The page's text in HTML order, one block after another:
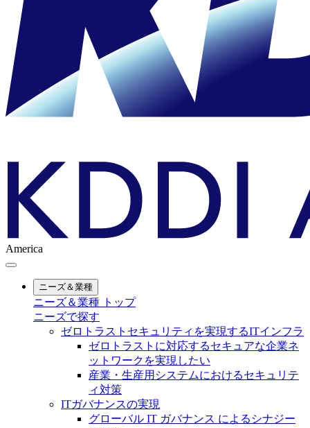
America
ニーズ＆業種
ニーズ＆業種 トップ
ニーズで探す
ゼロトラストセキュリティを実現するITインフラ
ゼロトラストに対応するセキュアな企業ネ
ットワークを実現したい
産業・生産用システムにおけるセキュリテ
ィ対策
ITガバナンスの実現
グローバル IT ガバナンス によるシナジー